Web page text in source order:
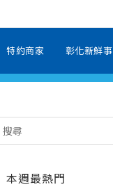
特約商家 彰化新鮮事
本週最熱門